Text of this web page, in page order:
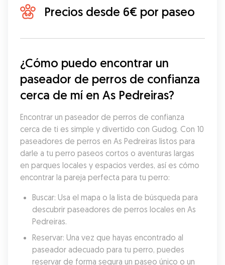
Precios desde 6€ por paseo
¿Cómo puedo encontrar un
paseador de perros de confianza
cerca de mí en As Pedreiras?
Encontrar un paseador de perros de confianza
cerca de ti es simple y divertido con Gudog. Con 10
paseadores de perros en As Pedreiras listos para
darle a tu perro paseos cortos o aventuras largas
en parques locales y espacios verdes, así es cómo
encontrar la pareja perfecta para tu perro:
Buscar: Usa el mapa o la lista de búsqueda para
descubrir paseadores de perros locales en As
Pedreiras.
Reservar: Una vez que hayas encontrado al
paseador adecuado para tu perro, puedes
reservar de forma segura un paseo único o un